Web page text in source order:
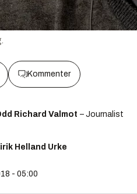
Kommenter
Richard Valmot – Journalist
Helland Urke
- 05:00